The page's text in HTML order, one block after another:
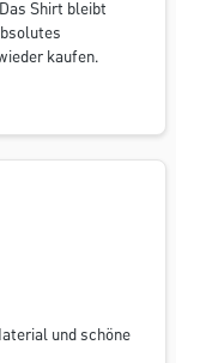
Shirt bleibt
kaufen.
und schöne